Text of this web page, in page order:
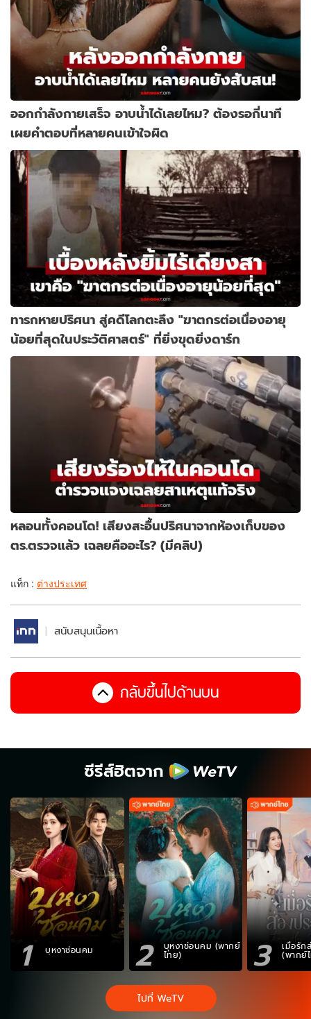
ออกกำลังกายเสร็จ อาบน้ำได้เลยไหม? ต้องรอกี่นาที
เผยคำตอบที่หลายคนเข้าใจผิด
ทารกหายปริศนา สู่คดีโลกตะลึง "ฆาตกรต่อเนื่องอายุ
น้อยที่สุดในประวัติศาสตร์" ที่ยิ่งขุดยิ่งดาร์ก
หลอนทั้งคอนโด! เสียงสะอื้นปริศนาจากห้องเก็บของ
ตร.ตรวจแล้ว เฉลยคืออะไร? (มีคลิป)
แท็ก : ต่างประเทศ
สนับสนุนเนื้อหา
กลับขึ้นไปด้านบน
ซีรีส์ฮิตจาก
1 บุหงาซ่อนคม 2 บุหงาซ่อนคม (พากย์
ไทย) 3 เมื่อรัก
(พากย์
ไปที่ WeTV